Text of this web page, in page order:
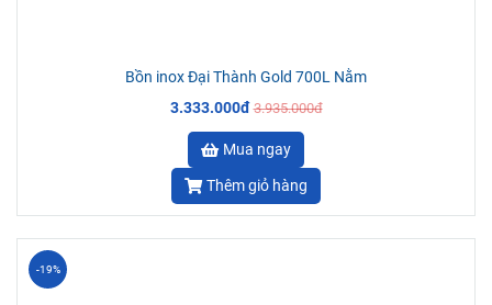
Bồn inox Đại Thành Gold 700L Nằm
3.333.000đ 3.935.000đ
Mua ngay
Thêm giỏ hàng
-19%